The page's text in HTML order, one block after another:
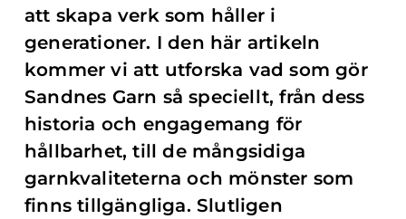
att skapa verk som håller i
generationer. I den här artikeln
kommer vi att utforska vad som gör
Sandnes Garn så speciellt, från dess
historia och engagemang för
hållbarhet, till de mångsidiga
garnkvaliteterna och mönster som
finns tillgängliga. Slutligen